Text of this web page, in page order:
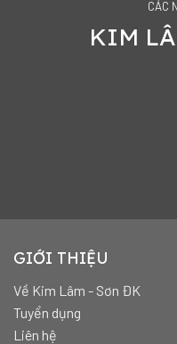
CÁC
KIM
GIỚI THIỆU
Về Kim Lâm - Sơn ĐK
Tuyển dụng
Liên hệ